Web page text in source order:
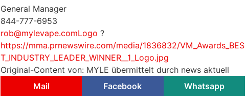
General Manager
844-777-6953
rob@mylevape.comLogo ?
https://mma.prnewswire.com/media/1836832/VM_Awards_BES
T_INDUSTRY_LEADER_WINNER__1_Logo.jpg
Original-Content von: MYLE übermittelt durch news aktuell
Mail
Facebook Whatsapp